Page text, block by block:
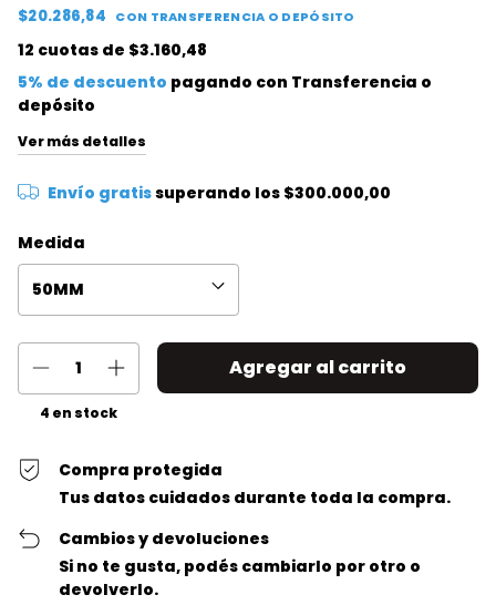
$20.286,84 CON TRANSFERENCIA O DEPÓSITO
12 cuotas de $3.160,48
5% de descuento pagando con Transferencia o
depósito
Ver más detalles
Envío gratissuperando los $300.000,00
Medida
4 en stock
Compra protegida
Tus datos cuidados durante toda la compra.
Cambios y devoluciones
Si no te gusta, podés cambiarlo por otro o
devolverlo.